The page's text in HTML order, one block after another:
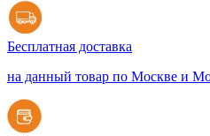
Бесплатная доставка
на данный товар по Москве и